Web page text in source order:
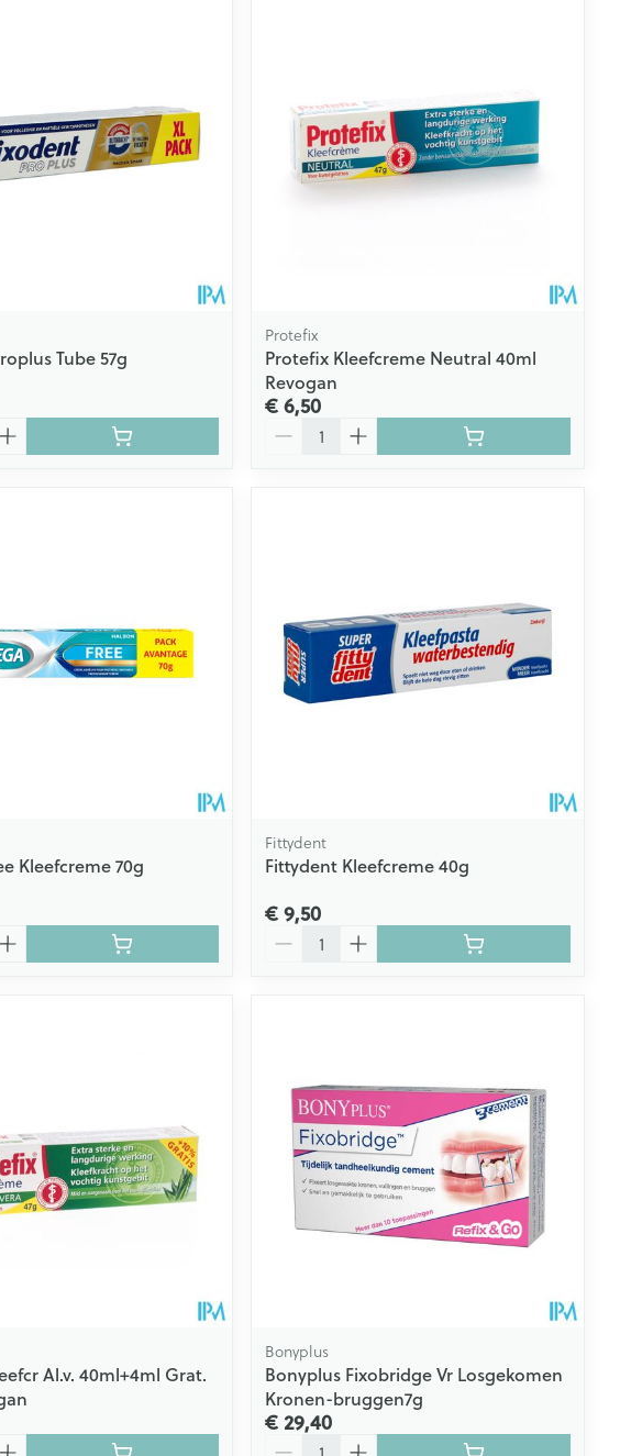
Tube 57g
Protefix
Protefix Kleefcreme Neutral 40ml
Revogan
€ 6,50
Kleefcreme 70g
Fittydent
Fittydent Kleefcreme 40g
€ 9,50
Al.v. 40ml+4ml Grat.
Bonyplus
Bonyplus Fixobridge Vr Losgekomen
Kronen-bruggen7g
€ 29,40